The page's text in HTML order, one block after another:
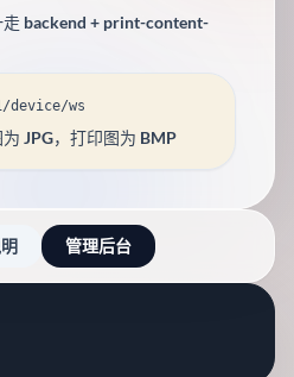
backend + print-content-
device/ws
JPG，打印图为 BMP
管理后台